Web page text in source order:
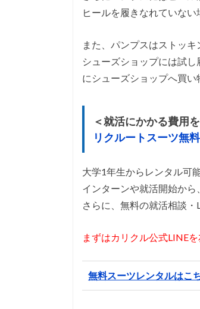
ヒールを履きなれていない
また、パンプスはストッキ
シューズショップには試
にシューズショップへ買い
＜就活にかかる費用
リクルートスーツ無
大学1年生からレンタル可能
インターンや就活開始から
さらに、無料の就活相談・
まずはカリクル公式LINEを
無料スーツレンタルはこ